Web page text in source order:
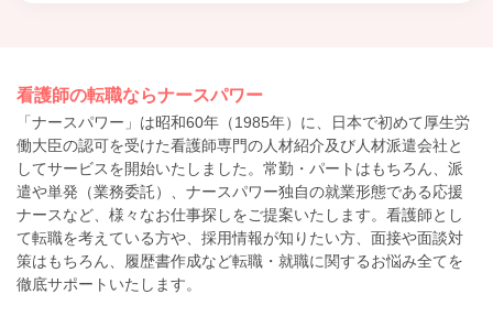
看護師の転職ならナースパワー
「ナースパワー」は昭和60年（1985年）に、日本で初めて厚生労
働大臣の認可を受けた看護師専門の人材紹介及び人材派遣会社と
してサービスを開始いたしました。常勤・パートはもちろん、派
遣や単発（業務委託）、ナースパワー独自の就業形態である応援
ナースなど、様々なお仕事探しをご提案いたします。看護師とし
て転職を考えている方や、採用情報が知りたい方、面接や面談対
策はもちろん、履歴書作成など転職・就職に関するお悩み全てを
徹底サポートいたします。